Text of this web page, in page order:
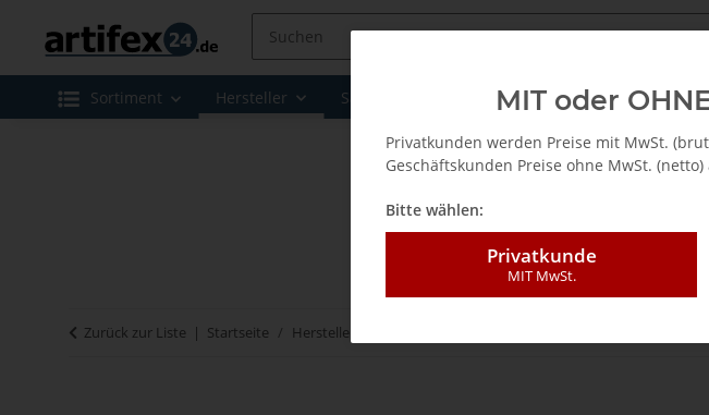
Sortiment Hersteller Sale Leasing / Mietkauf
Zurück zur Liste Startseite Hersteller
MIT oder
Privatkunden werden Preise mit MwSt.
Geschäftskunden Preise ohne MwSt. (netto)
Bitte wählen:
Privatkunde
MIT MwSt.